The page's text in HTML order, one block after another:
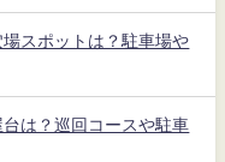
スポットは？駐車場や
は？巡回コースや駐車